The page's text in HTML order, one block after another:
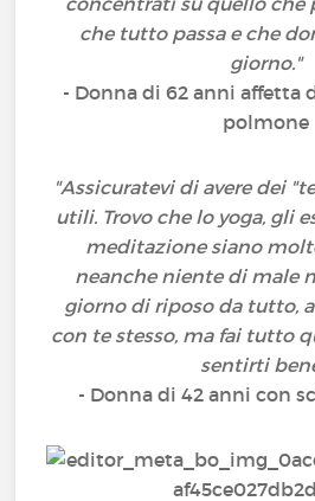
che tutto passa e che
giorno."
- Donna di 62 anni affetta
polmone
"Assicuratevi di avere dei
utili. Trovo che lo yoga, gli
meditazione siano
neanche niente di male
giorno di riposo da tutto,
con te stesso, ma fai tutto
sentirti
- Donna di 42 anni con